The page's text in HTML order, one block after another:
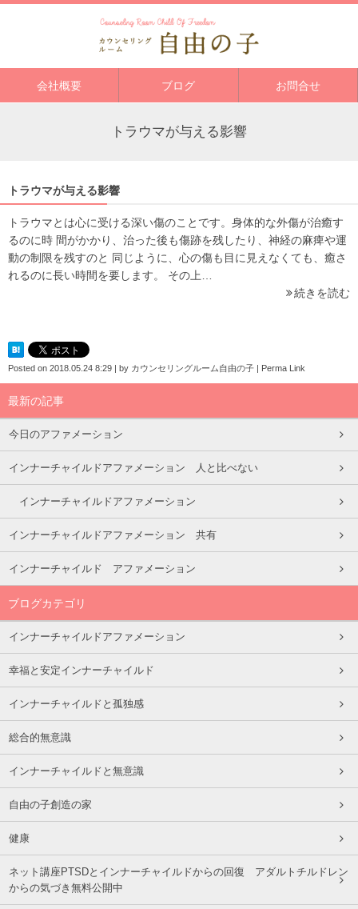
会社概要 ブログ お問合せ
トラウマが与える影響
トラウマが与える影響
トラウマとは心に受ける深い傷のことです。身体的な外傷が治癒す
るのに時 間がかかり、治った後も傷跡を残したり、神経の麻痺や運
動の制限を残すのと 同じように、心の傷も目に見えなくても、癒さ
れるのに長い時間を要します。 その上…
続きを読む
Posted on 2018.05.24 8:29 | by カウンセリングルーム自由の子 | Perma Link
最新の記事
今日のアファメーション
インナーチャイルドアファメーション 人と比べない
インナーチャイルドアファメーション
インナーチャイルドアファメーション 共有
インナーチャイルド アファメーション
ブログカテゴリ
インナーチャイルドアファメーション
幸福と安定インナーチャイルド
インナーチャイルドと孤独感
総合的無意識
インナーチャイルドと無意識
自由の子創造の家
健康
ネット講座PTSDとインナーチャイルドからの回復 アダルトチルドレン
からの気づき無料公開中